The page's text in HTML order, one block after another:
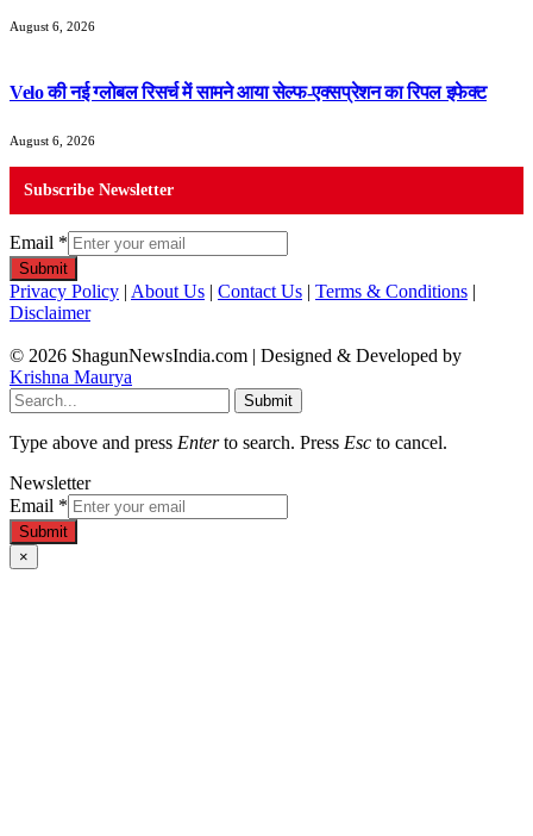
August 6, 2026
Velo की नई ग्लोबल रिसर्च में सामने आया सेल्फ-एक्सप्रेशन का रिपल इफेक्ट
August 6, 2026
Subscribe Newsletter
Email *
Submit
Privacy Policy | About Us | Contact Us | Terms & Conditions |
Disclaimer
© 2026 ShagunNewsIndia.com | Designed & Developed by
Krishna Maurya
Submit
Type above and press Enterto search. Press Esc to cancel.
Newsletter
Email *
Submit
×